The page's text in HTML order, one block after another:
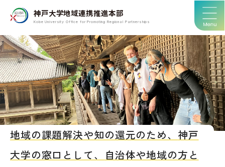
神戸大学地域連携推進本部
Kobe University Office for Promoting Regional Partnerships
地域の課題解決や知の還元のため、 神戸
大学の窓口として、
自治体や地域の方と